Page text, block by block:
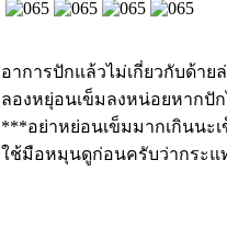
อาการปักแล้วไม่เกี่ยวกับด้า
ลองหยุ่อนเข็มลงหน่อยหากปั
***อย่าหย่อนเข็มมากเกินนะ
ใช้มือหมุนดูก่อนครับว่ากระแ